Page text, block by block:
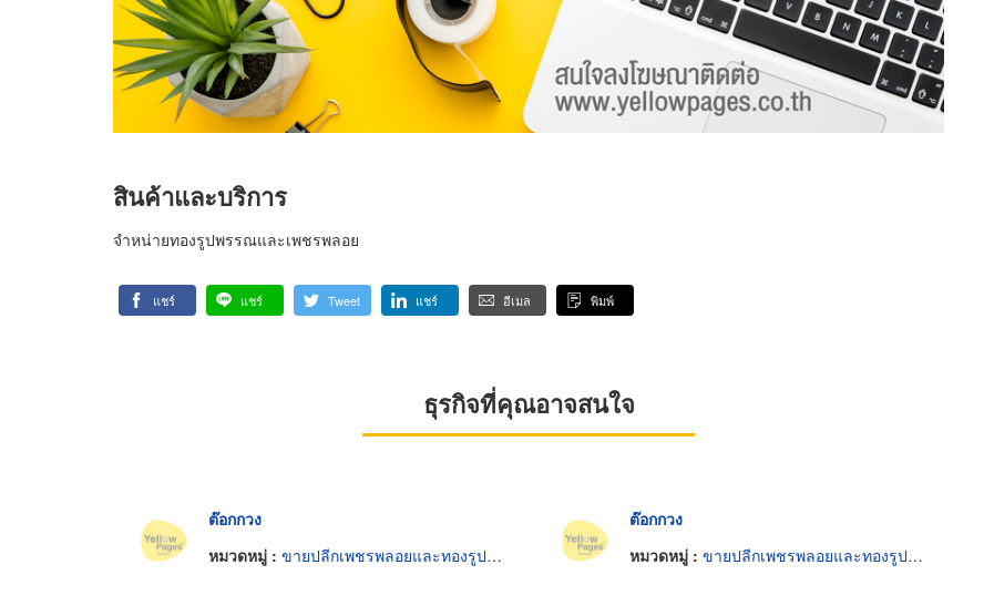
สินค้าและบริการ
จำหน่ายทองรูปพรรณและเพชรพลอย
แชร์ แชร์ Tweet แชร์ อีเมล พิมพ์
ธุรกิจที่คุณอาจสนใจ
ต๊อกกวง
หมวดหมู่ : ขายปลีกเพชรพลอยและทองรูปพรรณ
ต๊อกกวง
หมวดหมู่ : ขายปลีกเพชรพลอยและทองรูปพรรณ